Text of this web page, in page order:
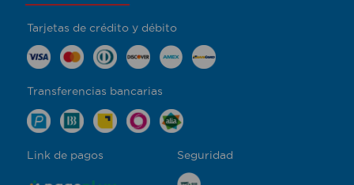
Tarjetas de crédito y débito
Transferencias bancarias
Link de pagos Seguridad